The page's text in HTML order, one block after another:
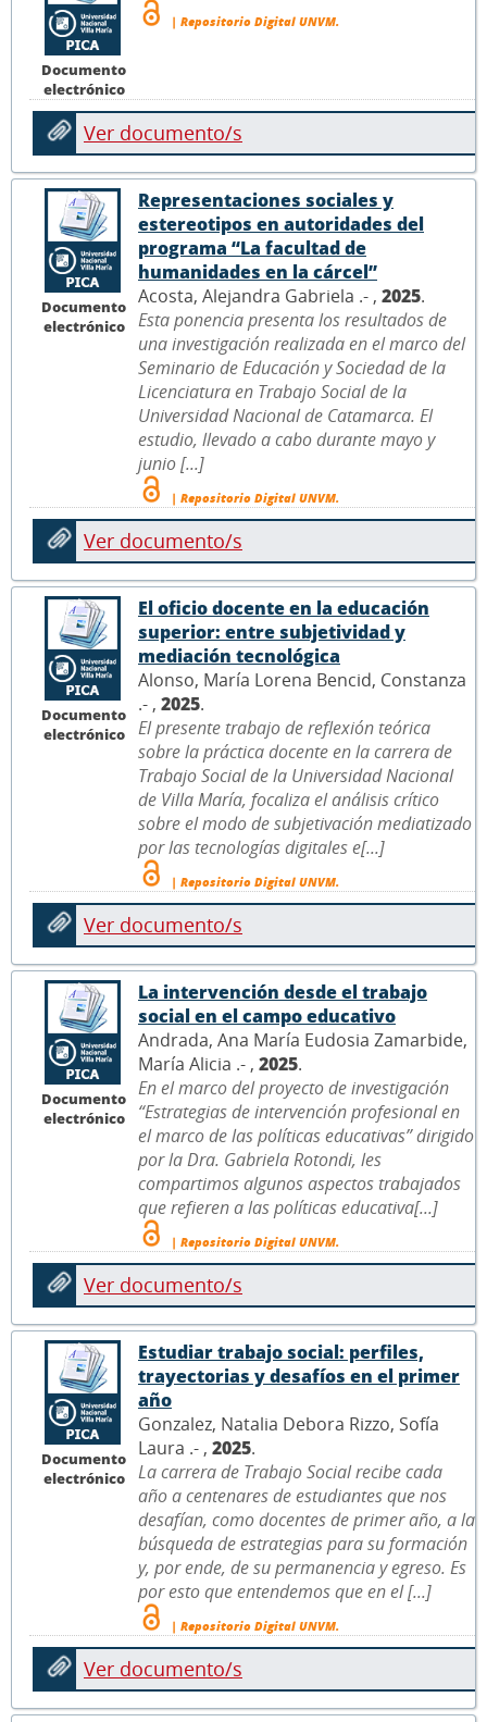
Documento
electrónico
| Repositorio Digital UNVM.
Ver documento/s
Documento
electrónico
Representaciones sociales y
estereotipos en autoridades del
programa “La facultad de
humanidades en la cárcel”
Acosta, Alejandra Gabriela .- , 2025.
Esta ponencia presenta los resultados de
una investigación realizada en el marco del
Seminario de Educación y Sociedad de la
Licenciatura en Trabajo Social de la
Universidad Nacional de Catamarca. El
estudio, llevado a cabo durante mayo y
junio [...]
| Repositorio Digital UNVM.
Ver documento/s
Documento
electrónico
El oficio docente en la educación
superior: entre subjetividad y
mediación tecnológica
Alonso, María Lorena Bencid, Constanza
.- , 2025.
El presente trabajo de reflexión teórica
sobre la práctica docente en la carrera de
Trabajo Social de la Universidad Nacional
de Villa María, focaliza el análisis crítico
sobre el modo de subjetivación mediatizado
por las tecnologías digitales e[...]
| Repositorio Digital UNVM.
Ver documento/s
Documento
electrónico
La intervención desde el trabajo
social en el campo educativo
Andrada, Ana María Eudosia Zamarbide,
María Alicia .- , 2025.
En el marco del proyecto de investigación
“Estrategias de intervención profesional en
el marco de las políticas educativas” dirigido
por la Dra. Gabriela Rotondi, les
compartimos algunos aspectos trabajados
que refieren a las políticas educativa[...]
| Repositorio Digital UNVM.
Ver documento/s
Documento
electrónico
Estudiar trabajo social: perfiles,
trayectorias y desafíos en el primer
año
Gonzalez, Natalia Debora Rizzo, Sofía
Laura .- , 2025.
La carrera de Trabajo Social recibe cada
año a centenares de estudiantes que nos
desafían, como docentes de primer año, a la
búsqueda de estrategias para su formación
y, por ende, de su permanencia y egreso. Es
por esto que entendemos que en el [...]
| Repositorio Digital UNVM.
Ver documento/s